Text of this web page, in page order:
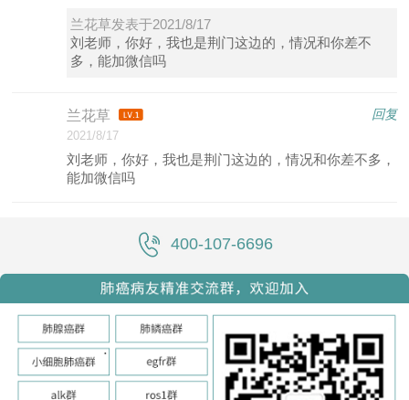
兰花草发表于2021/8/17
刘老师，你好，我也是荆门这边的，情况和你差不
多，能加微信吗
回复
兰花草
2021/8/17
刘老师，你好，我也是荆门这边的，情况和你差不多，
能加微信吗
400-107-6696